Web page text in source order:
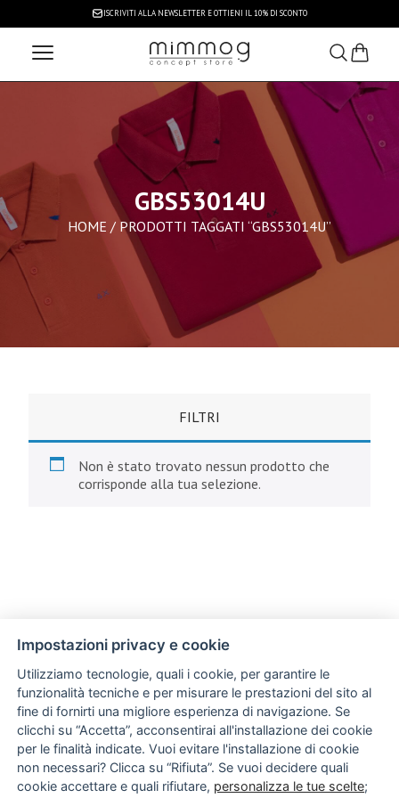
ISCRIVITI ALLA NEWSLETTER E OTTIENI IL 10% DI SCONTO
GBS53014U
HOME / PRODOTTI TAGGATI “GBS53014U”
FILTRI
Non è stato trovato nessun prodotto che
corrisponde alla tua selezione.
Impostazioni privacy e cookie
Utilizziamo tecnologie, quali i cookie, per garantire le
funzionalità tecniche e per misurare le prestazioni del sito al
fine di fornirti una migliore esperienza di navigazione. Se
clicchi su “Accetta”, acconsentirai all'installazione dei cookie
per le finalità indicate. Vuoi evitare l'installazione di cookie
non necessari? Clicca su “Rifiuta”. Se vuoi decidere quali
cookie accettare e quali rifiutare, personalizza le tue scelte;